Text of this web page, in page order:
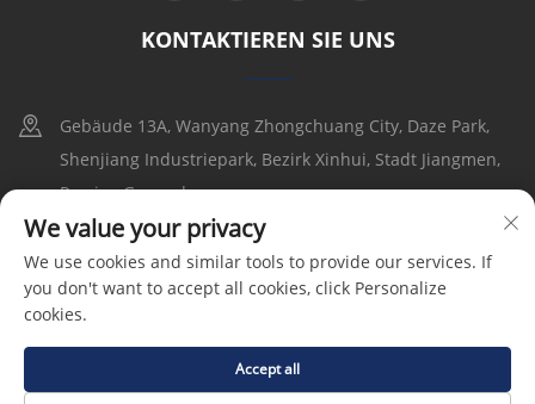
KONTAKTIEREN SIE UNS
Gebäude 13A, Wanyang Zhongchuang City, Daze Park,
Shenjiang Industriepark, Bezirk Xinhui, Stadt Jiangmen,
Provinz Guangdong
+86-17316086390
[email protected]
Copyright © 2025 by Goldbell Electric Drives and Controls
(Shenzhen) Co., Ltd | Datenschutzrichtlinie
We value your privacy
We use cookies and similar tools to provide our services. If
you don't want to accept all cookies, click Personalize
cookies.
Accept all